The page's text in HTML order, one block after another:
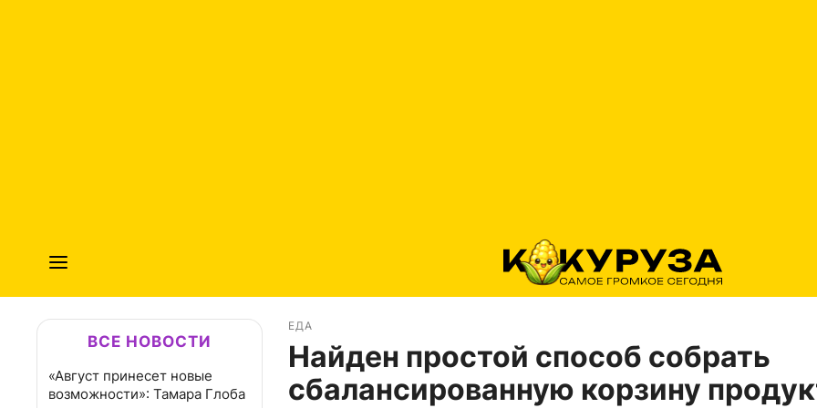
ВСЕ НОВОСТИ
«Август принесет новые
возможности»: Тамара Глоба
ЕДА
Найден простой способ собрать
сбалансированную корзину